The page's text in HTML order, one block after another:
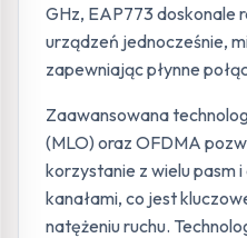
GHz, EAP773 doskonale
urządzeń jednocześnie,
zapewniając płynne
Zaawansowana
(MLO) oraz OFDMA
korzystanie z wielu pasm
kanałami, co jest
natężeniu ruchu.